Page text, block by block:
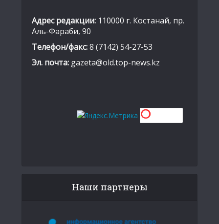
Адрес редакции: 110000 г. Костанай, пр.
Аль-Фараби, 90
Телефон/факс:8 (7142) 54-27-53
Эл. почта: gazeta@old.top-news.kz
Наши партнеры